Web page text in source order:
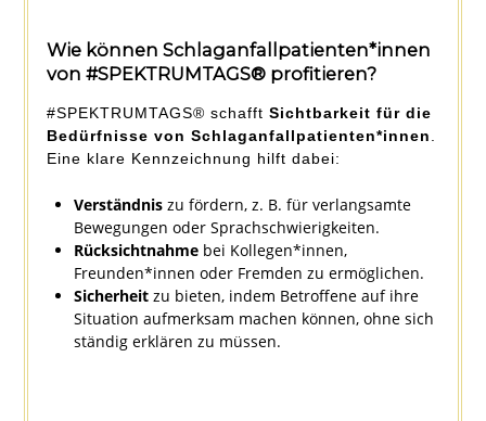
Wie können Schlaganfallpatienten*innen
von #SPEKTRUMTAGS®profitieren?
#SPEKTRUMTAGS® schafft Sichtbarkeit für die
Bedürfnisse von Schlaganfallpatienten*innen
Eine klare Kennzeichnung hilft dabei:
Verständniszu fördern, z. B. für verlangsamte
Bewegungen oder Sprachschwierigkeiten.
Rücksichtnahmebei Kollegen*innen,
Freunden*innen oder Fremden zu ermöglichen.
Sicherheitzu bieten, indem Betroffene auf ihre
Situation aufmerksam machen können, ohne sich
ständig erklären zu müssen.